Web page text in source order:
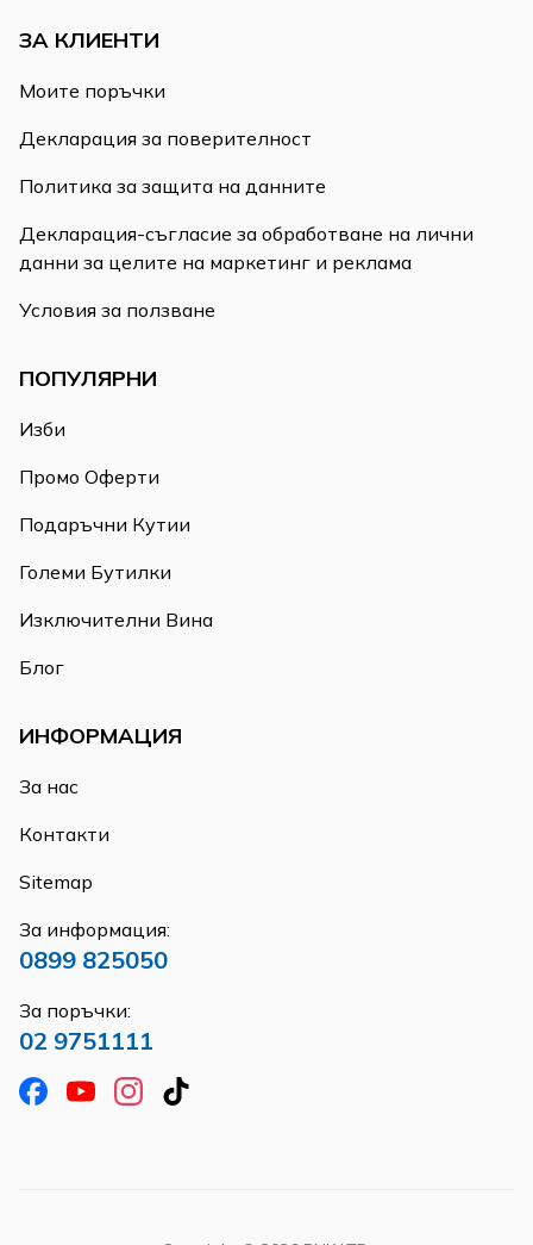
ЗА КЛИЕНТИ
Моите поръчки
Декларация за поверителност
Политика за защита на данните
Декларация-съгласие за обработване на лични
данни за целите на маркетинг и реклама
Условия за ползване
ПОПУЛЯРНИ
Изби
Промо Оферти
Подаръчни Кутии
Големи Бутилки
Изключителни Вина
Блог
ИНФОРМАЦИЯ
За нас
Контакти
Sitemap
За информация:
0899 825050
За поръчки:
02 9751111